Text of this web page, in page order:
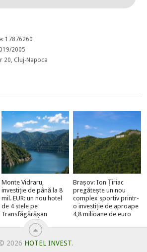
17876260
2005
20, Cluj-Napoca
Monte Vidraru,
investiție de până la 8
mil. EUR: un nou hotel
de 4 stele pe
Transfăgărășan
Brașov: Ion Țiriac
pregătește un nou
complex sportiv printr-
o investiție de aproape
4,8 milioane de euro
2026 HOTEL INVEST.